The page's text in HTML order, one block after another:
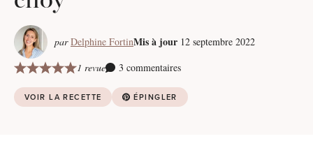
par Delphine FortinMis à jour 12 septembre 2022
1 revue
3 commentaires
VOIR LA RECETTE ÉPINGLER